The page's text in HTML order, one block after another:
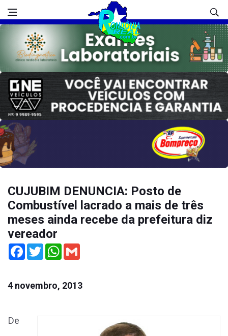
CUJUBIM DENUNCIA: Posto de
Combustível lacrado a mais de três
meses ainda recebe da prefeitura diz
vereador
Facebook
TwitterWhatsApp
4 novembro, 2013
De